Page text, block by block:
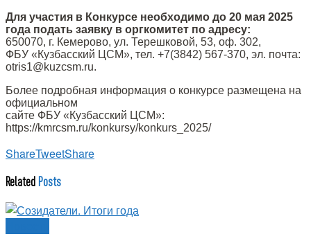
Для участия в Конкурсе необходимо до 20 мая 2025
года подать заявку в оргкомитет по адресу:
650070, г. Кемерово, ул. Терешковой, 53, оф. 302,
ФБУ «Кузбасский ЦСМ», тел. +7(3842) 567-370, эл. почта:
otris1@kuzcsm.ru.
Более подробная информация о конкурсе размещена на
официальном
сайте ФБУ «Кузбасский ЦСМ»:
https://kmrcsm.ru/konkursy/konkurs_2025/
ShareTweetShare
Related Posts